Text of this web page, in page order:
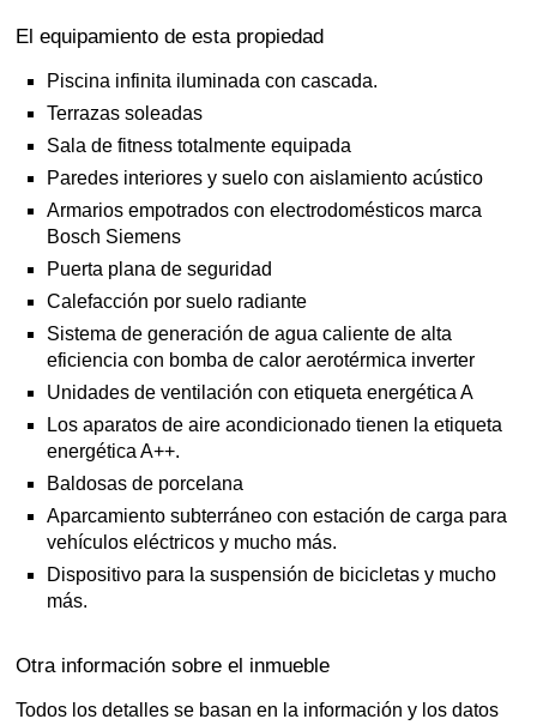
El equipamiento de esta propiedad
Piscina infinita iluminada con cascada.
Terrazas soleadas
Sala de fitness totalmente equipada
Paredes interiores y suelo con aislamiento acústico
Armarios empotrados con electrodomésticos marca
Bosch Siemens
Puerta plana de seguridad
Calefacción por suelo radiante
Sistema de generación de agua caliente de alta
eficiencia con bomba de calor aerotérmica inverter
Unidades de ventilación con etiqueta energética A
Los aparatos de aire acondicionado tienen la etiqueta
energética A++.
Baldosas de porcelana
Aparcamiento subterráneo con estación de carga para
vehículos eléctricos y mucho más.
Dispositivo para la suspensión de bicicletas y mucho
más.
Otra información sobre el inmueble
Todos los detalles se basan en la información y los datos